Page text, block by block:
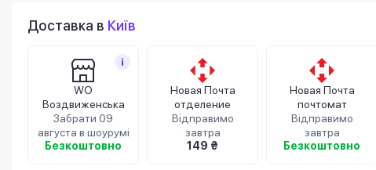
Доставка в Київ
WO
Воздвиженська
Забрати 09
августа в шоурумі
Безкоштовно
Новая Почта
отделение
Відправимо
завтра
149 ₴
Новая Почта
почтомат
Відправимо
завтра
Безкоштовно